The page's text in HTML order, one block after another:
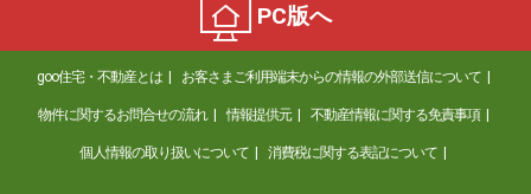
PC版へ
goo住宅・不動産とは お客さまご利用端末からの情報の外部送信について
物件に関するお問合せの流れ 情報提供元 不動産情報に関する免責事項
個人情報の取り扱いについて 消費税に関する表記について